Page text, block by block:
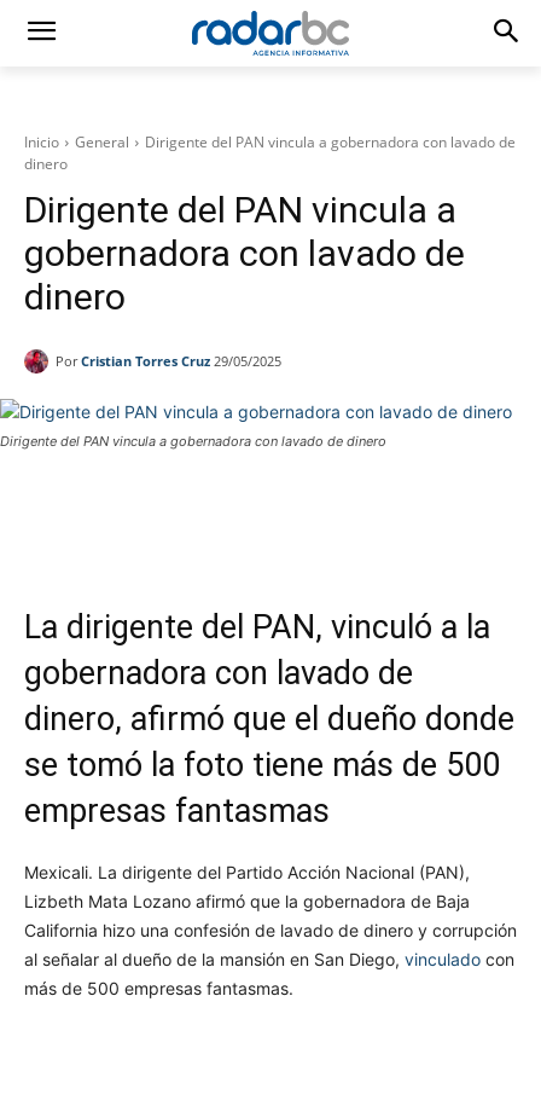
Inicio General
Dirigente del PAN vincula a gobernadora con lavado de
dinero
Dirigente del PAN vincula a
gobernadora con lavado de
dinero
Por Cristian Torres Cruz 29/05/2025
Dirigente del PAN vincula a gobernadora con lavado de dinero
La dirigente del PAN, vinculó a la
gobernadora con lavado de
dinero, afirmó que el dueño donde
se tomó la foto tiene más de 500
empresas fantasmas
Mexicali. La dirigente del Partido Acción Nacional (PAN),
Lizbeth Mata Lozano afirmó que la gobernadora de Baja
California hizo una confesión de lavado de dinero y corrupción
al señalar al dueño de la mansión en San Diego, vinculado con
más de 500 empresas fantasmas.